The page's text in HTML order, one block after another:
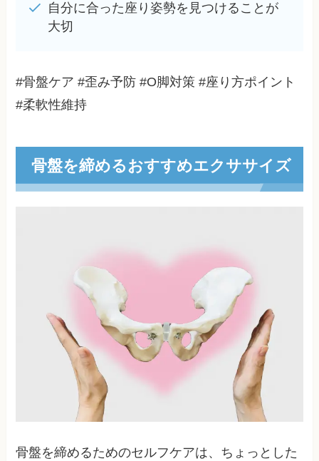
自分に合った座り姿勢を見つけることが
大切
#骨盤ケア #歪み予防 #O脚対策 #座り方ポイント
#柔軟性維持
骨盤を締めるおすすめエクササイズ
骨盤を締めるためのセルフケアは、ちょっとした